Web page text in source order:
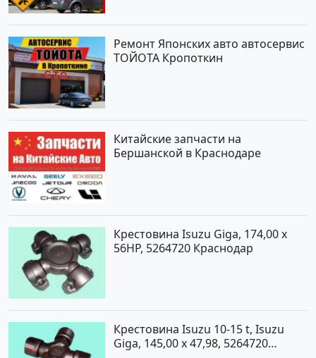
Ремонт Японских авто автосервис
ТОЙОТА Кропоткин
Китайские запчасти на
Бершанской в Краснодаре
Крестовина Isuzu Giga, 174,00 x
56HP, 5264720 Краснодар
Крестовина Isuzu 10-15 t, Isuzu
Giga, 145,00 x 47,98, 5264720